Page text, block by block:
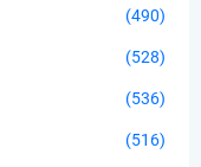
(490)
(528)
(536)
(516)